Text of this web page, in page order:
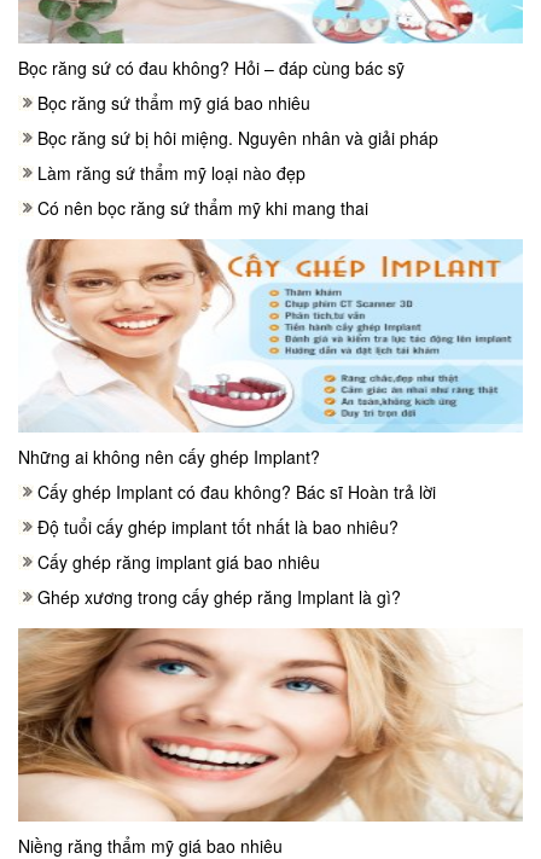
Bọc răng sứ có đau không? Hỏi – đáp cùng bác sỹ
Bọc răng sứ thẩm mỹ giá bao nhiêu
Bọc răng sứ bị hôi miệng. Nguyên nhân và giải pháp
Làm răng sứ thẩm mỹ loại nào đẹp
Có nên bọc răng sứ thẩm mỹ khi mang thai
Những ai không nên cấy ghép Implant?
Cấy ghép Implant có đau không? Bác sĩ Hoàn trả lời
Độ tuổi cấy ghép implant tốt nhất là bao nhiêu?
Cấy ghép răng implant giá bao nhiêu
Ghép xương trong cấy ghép răng Implant là gì?
Niềng răng thẩm mỹ giá bao nhiêu